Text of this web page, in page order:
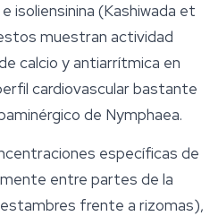
isoliensinina (Kashiwada et
muestran actividad
calcio y antiarrítmica en
cardiovascular bastante
de Nymphaea.
específicas de
entre partes de la
frente a rizomas),